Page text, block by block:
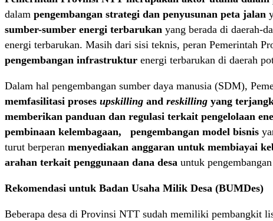
dalam pengembangan strategi dan penyusunan peta jalan
sumber-sumber energi terbarukan yang berada di daerah-
energi terbarukan. Masih dari sisi teknis, peran Pemerintah
pengembangan infrastruktur energi terbarukan di daerah
Dalam hal pengembangan sumber daya manusia (SDM),
memfasilitasi proses upskilling and reskilling yang
memberikan panduan dan regulasi terkait pengelolaan
pembinaan kelembagaan,
pengembangan model bisnis
turut berperan menyediakan anggaran untuk membiayai
arahan terkait penggunaan dana desa untuk
Rekomendasi untuk Badan Usaha Milik Desa (BUMDes)
Beberapa desa di Provinsi NTT sudah memiliki pembangkit